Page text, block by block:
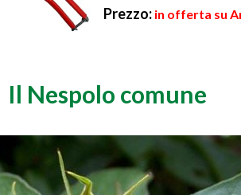
Prezzo: in offerta su
Il Nespolo comune